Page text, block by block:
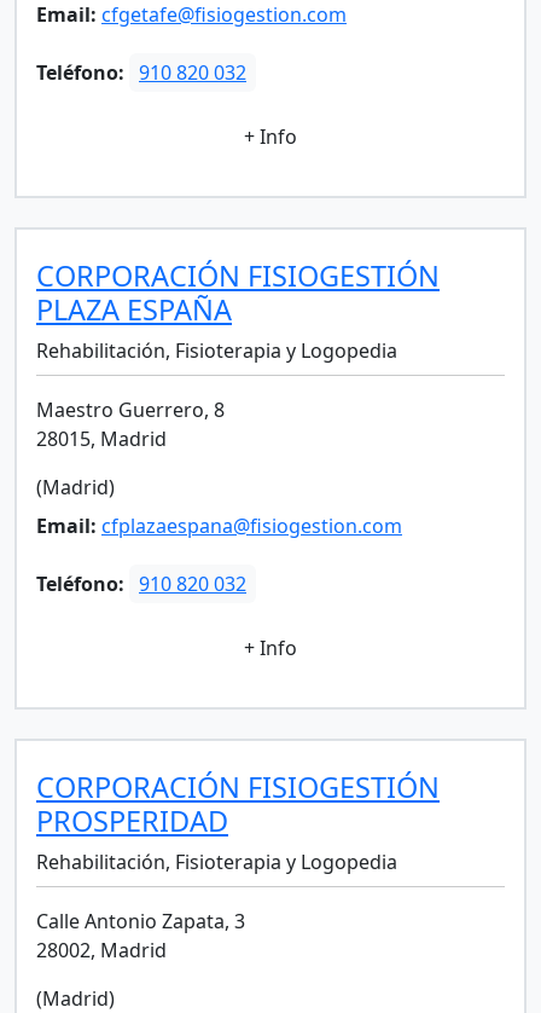
Email: cfgetafe@fisiogestion.com
Teléfono: 910 820 032
+ Info
CORPORACIÓN FISIOGESTIÓN
PLAZA ESPAÑA
Rehabilitación, Fisioterapia y Logopedia
Maestro Guerrero, 8
28015, Madrid
(Madrid)
Email: cfplazaespana@fisiogestion.com
Teléfono: 910 820 032
+ Info
CORPORACIÓN FISIOGESTIÓN
PROSPERIDAD
Rehabilitación, Fisioterapia y Logopedia
Calle Antonio Zapata, 3
28002, Madrid
(Madrid)